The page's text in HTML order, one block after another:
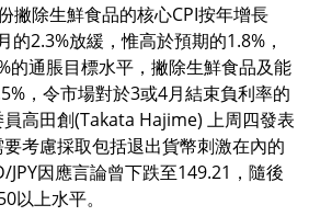
撇除生鮮食品的核心CPI按年增長
的2.3%放緩，惟高於預期的1.8%，
的通脹目標水平，撇除生鮮食品及能
，令市場對於3或4月結束負利率的
高田創(Takata Hajime) 上周四發表
考慮採取包括退出貨幣刺激在內的
JPY因應言論曾下跌至149.21，隨後
以上水平。